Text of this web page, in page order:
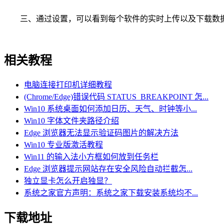
三、通过设置，可以看到每个软件的实时上传以及下载数
相关教程
电脑连接打印机详细教程
(Chrome/Edge)错误代码 STATUS_BREAKPOINT 怎...
Win10 系统桌面如何添加日历、天气、时钟等小...
Win10 字体文件夹路径介绍
Edge 浏览器无法显示验证码图片的解决方法
Win10 专业版激活教程
Win11 的输入法小方框如何放到任务栏
Edge 浏览器提示网站存在安全风险自动拦截怎...
独立显卡怎么开启独显？
系统之家官方声明：系统之家下载安装系统均不...
下载地址